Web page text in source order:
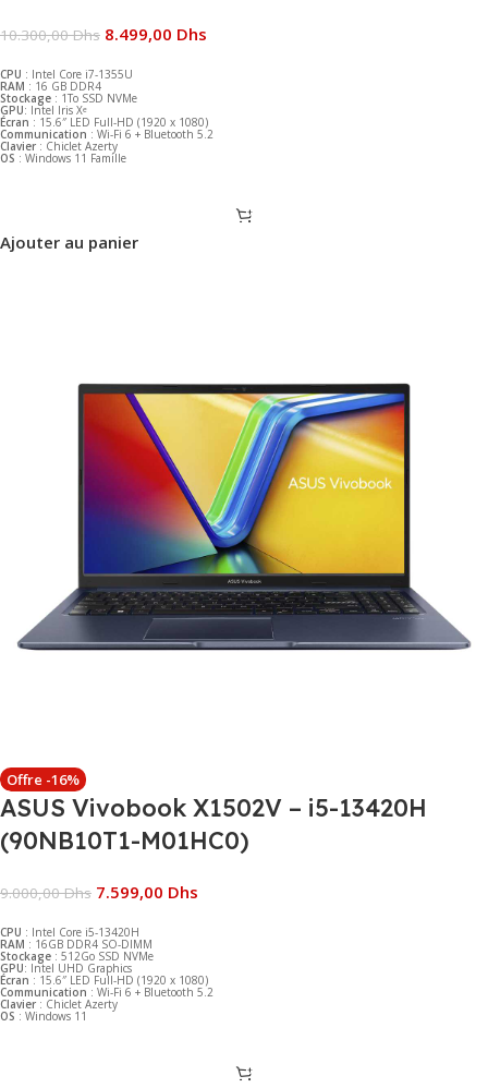
10.300,00Dhs 8.499,00 Dhs
CPU : Intel Core i7-1355U
RAM : 16 GB DDR4
Stockage : 1To SSD NVMe
GPU: Intel Iris Xᵉ
Écran : 15.6″ LED Full-HD (1920 x 1080)
Communication : Wi-Fi 6 + Bluetooth 5.2
Clavier : Chiclet Azerty
OS : Windows 11 Famille
Ajouter au panier
Offre -16%
ASUS Vivobook X1502V – i5-13420H
(90NB10T1-M01HC0)
9.000,00Dhs 7.599,00 Dhs
CPU : Intel Core i5-13420H
RAM : 16GB DDR4 SO-DIMM
Stockage : 512Go SSD NVMe
GPU: Intel UHD Graphics
Écran : 15.6″ LED Full-HD (1920 x 1080)
Communication : Wi-Fi 6 + Bluetooth 5.2
Clavier : Chiclet Azerty
OS : Windows 11